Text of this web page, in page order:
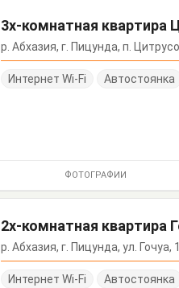
3х-комнатная квартира
р. Абхазия, г. Пицунда, п.
Интернет Wi-Fi Автостоянка
ФОТОГРАФИИ
2х-комнатная квартира
р. Абхазия, г. Пицунда, ул. Гочуа,
Интернет Wi-Fi Автостоянка